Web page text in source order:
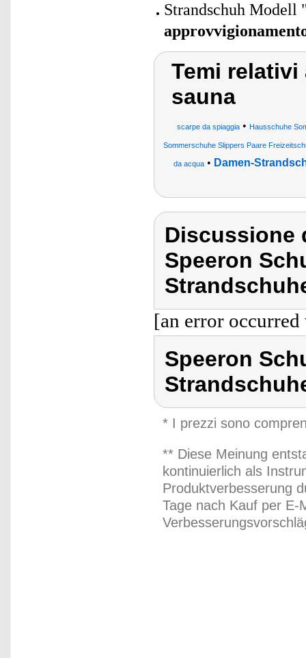
Strandschuh Modell
Temi
sauna
scarpe da spiaggia• Hausschuhe
Sommerschuhe Slippers Paare
da acqua• Damen-
Discussione
Speeron
[an error
Speeron
* I prezzi sono
** Diese Meinung
kontinuierlich als
Produktverbesserung
Tage nach Kauf per E-